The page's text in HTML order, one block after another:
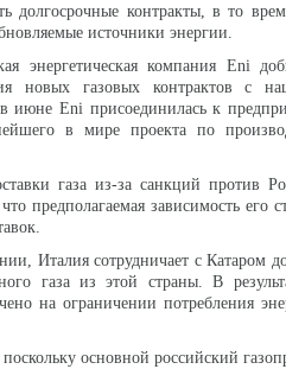
долгосрочные контракты, в то
источники энергии.
энергетическая компания Eni
новых газовых контрактов с
июне Eni присоединилась к
в мире проекта по
газа из-за санкций против
предполагаемая зависимость его
Италия сотрудничает с Катаром
газа из этой страны. В
на ограничении потребления
основной российский